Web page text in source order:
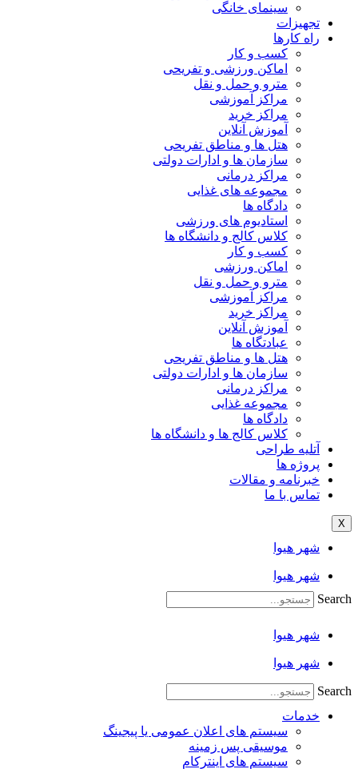
سینمای خانگی
تجهیزات
راه کارها
کسب و کار
اماکن ورزشی و تفریحی
مترو و حمل و نقل
مراکز آموزشی
مراکز خرید
آموزش آنلاین
هتل ها و مناطق تفریحی
سازمان ها و ادارات دولتی
مراکز درمانی
مجموعه های غذایی
دادگاه ها
استادیوم های ورزشی
کلاس کالج و دانشگاه ها
کسب و کار
اماکن ورزشی
مترو و حمل و نقل
مراکز آموزشی
مراکز خرید
آموزش آنلاین
عبادتگاه ها
هتل ها و مناطق تفریحی
سازمان ها و ادارات دولتی
مراکز درمانی
مجموعه غذایی
دادگاه ها
کلاس کالج ها و دانشگاه ها
آتلیه طراحی
پروژه ها
خبرنامه و مقالات
تماس با ما
X
شهر هیوا
شهر هیوا
Search
شهر هیوا
شهر هیوا
Search
خدمات
سیستم های اعلان عمومی یا پیجینگ
موسیقی پس زمینه
سیستم های اینترکام